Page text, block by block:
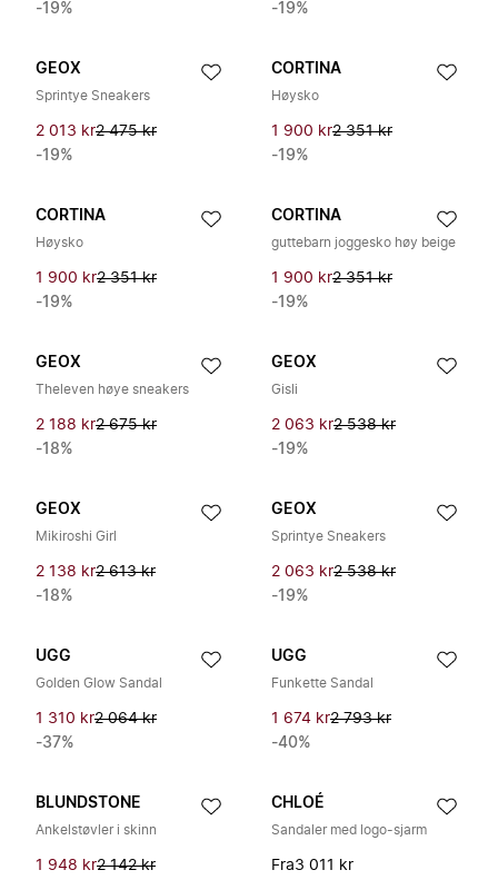
-19%
-19%
GEOX
Sprintye Sneakers
2 013 kr2 475 kr
-19%
CORTINA
Høysko
1 900 kr2 351 kr
-19%
CORTINA
Høysko
1 900 kr2 351 kr
-19%
CORTINA
guttebarn joggesko høy beige
1 900 kr2 351 kr
-19%
GEOX
Theleven høye sneakers
2 188 kr2 675 kr
-18%
GEOX
Gisli
2 063 kr2 538 kr
-19%
GEOX
Mikiroshi Girl
2 138 kr2 613 kr
-18%
GEOX
Sprintye Sneakers
2 063 kr2 538 kr
-19%
UGG
Golden Glow Sandal
1 310 kr2 064 kr
-37%
UGG
Funkette Sandal
1 674 kr2 793 kr
-40%
BLUNDSTONE
Ankelstøvler i skinn
1 948 kr2 142 kr
CHLOÉ
Sandaler med logo-sjarm
Fra3 011 kr